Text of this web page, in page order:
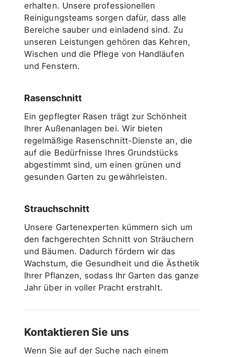
erhalten. Unsere professionellen
Reinigungsteams sorgen dafür, dass alle
Bereiche sauber und einladend sind. Zu
unseren Leistungen gehören das Kehren,
Wischen und die Pflege von Handläufen
und Fenstern.
Rasenschnitt
Ein gepflegter Rasen trägt zur Schönheit
Ihrer Außenanlagen bei. Wir bieten
regelmäßige Rasenschnitt-Dienste an, die
auf die Bedürfnisse Ihres Grundstücks
abgestimmt sind, um einen grünen und
gesunden Garten zu gewährleisten.
Strauchschnitt
Unsere Gartenexperten kümmern sich um
den fachgerechten Schnitt von Sträuchern
und Bäumen. Dadurch fördern wir das
Wachstum, die Gesundheit und die Ästhetik
Ihrer Pflanzen, sodass Ihr Garten das ganze
Jahr über in voller Pracht erstrahlt.
Kontaktieren Sie uns
Wenn Sie auf der Suche nach einem